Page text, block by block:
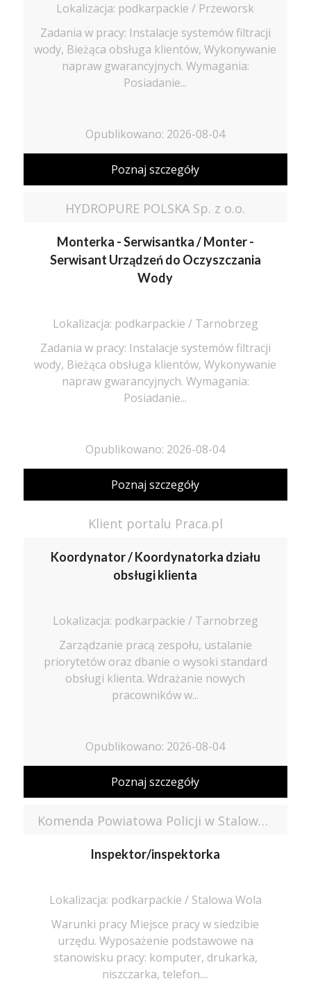
Lokalizacja: podkarpackie / Przeworsk
Zadania w pracy: Instalacje systemów filtracji
wody, Bieżąca obsługa klientów, Wykonywanie
napraw gwarancyjnych. Wymagania:
Posiadanie...
Opublikowano: 2026-08-04
Poznaj szczegóły
HYDROPURE POLSKA Sp. z o.o.
Monterka - Serwisantka / Monter -
Serwisant Urządzeń do Oczyszczania
Wody
Lokalizacja: podkarpackie / Tarnobrzeg
Zadania w pracy: Instalacje systemów filtracji
wody, Bieżąca obsługa klientów, Wykonywanie
napraw gwarancyjnych. Wymagania:
Posiadanie...
Opublikowano: 2026-08-04
Poznaj szczegóły
Klient portalu Praca.pl
Koordynator / Koordynatorka działu
obsługi klienta
Lokalizacja: podkarpackie / Tarnobrzeg
Zarządzanie pracą zespołu, ustalanie
priorytetów oraz dbanie o wysoki standard
obsługi klienta. Wdrażanie nowych
pracowników w...
Opublikowano: 2026-08-04
Poznaj szczegóły
Komenda Powiatowa Policji w Stalowej Woli
Inspektor/inspektorka
Lokalizacja: podkarpackie / Stalowa Wola
Warunki pracy Miejsce pracy w siedzibie
urzędu. Wyposażenie podstawowe na
stanowisku pracy: komputer, drukarka,
niszczarka, telefon....